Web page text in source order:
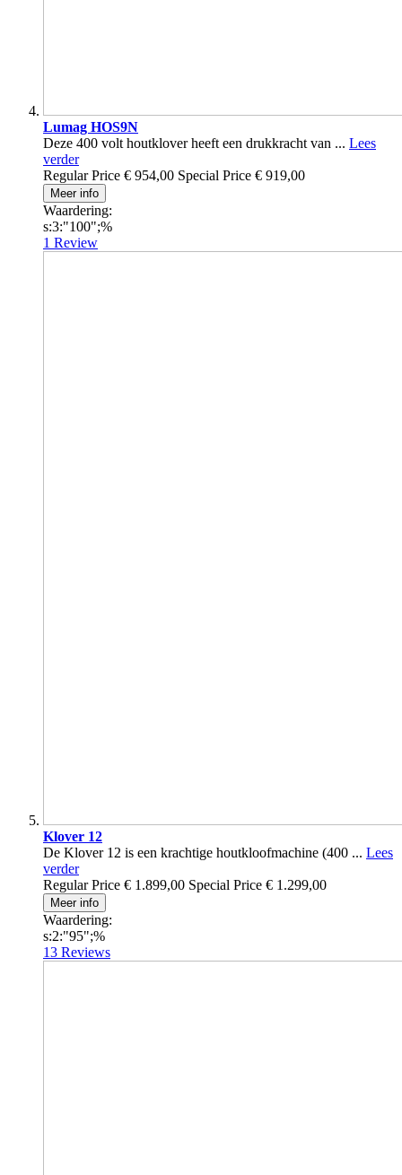
Lumag HOS9N
Deze 400 volt houtklover heeft een drukkracht van ... Lees
verder
Regular Price € 954,00 Special Price € 919,00
Meer info
Waardering:
s:3:"100";%
1 Review
Klover 12
De Klover 12 is een krachtige houtkloofmachine (400 ... Lees
verder
Regular Price € 1.899,00 Special Price € 1.299,00
Meer info
Waardering:
s:2:"95";%
13 Reviews